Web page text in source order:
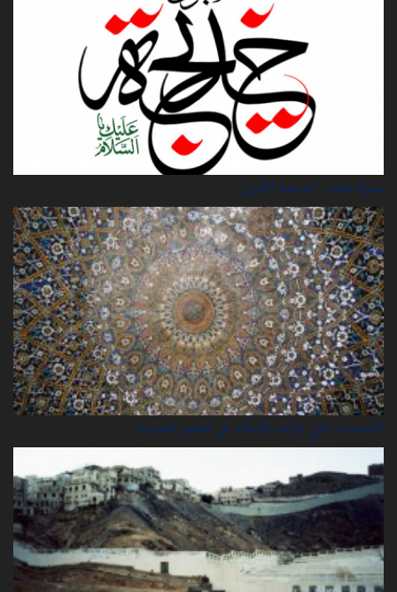
سيرة‌ جناب "خديجة‌ الكبرى"
التحديات التي تواجه الإسلام في العصر الحديث